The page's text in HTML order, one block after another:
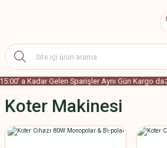
a Kadar Gelen Sparişler Aynı Gün Kargo da
Koter Makinesi